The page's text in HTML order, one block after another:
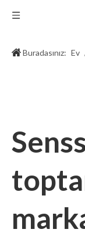
Buradasınız: Ev